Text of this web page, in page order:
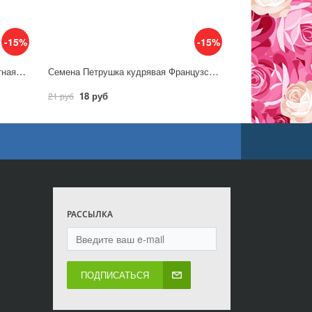
-15%
Семена Петрушка листовая Салатная / Аэлита
-15%
Семена Петрушка кудрявая Французская / Аэлита
21 руб 18 руб
РАССЫЛКА
ПОДПИСАТЬСЯ